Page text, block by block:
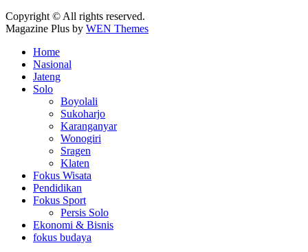
Copyright © All rights reserved.
Magazine Plus by WEN Themes
Home
Nasional
Jateng
Solo
Boyolali
Sukoharjo
Karanganyar
Wonogiri
Sragen
Klaten
Fokus Wisata
Pendidikan
Fokus Sport
Persis Solo
Ekonomi & Bisnis
fokus budaya